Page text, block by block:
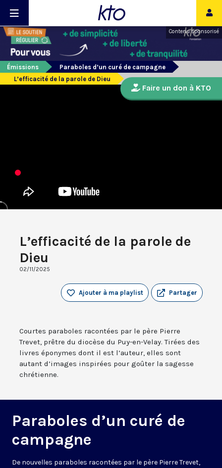
Contenu sponsorisé
Émissions
Paraboles d’un curé de campagne
L’efficacité de la parole de Dieu
L’efficacité de la parole de
Dieu
02/11/2025
Partager
Ajouter à ma playlist
Courtes paraboles racontées par le père Pierre
Trevet, prêtre du diocèse du Puy-en-Velay. Tirées des
livres éponymes dont il est l’auteur, elles sont
autant d’images inspirées pour goûter la sagesse
chrétienne.
Paraboles d’un curé de
campagne
De nouvelles paraboles racontées par le père Pierre Trevet,
Faire un don à KTO